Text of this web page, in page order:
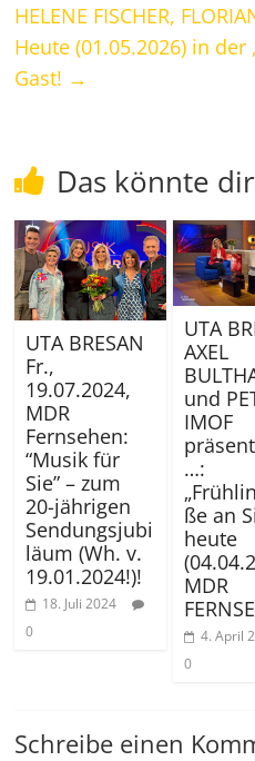
HELENE FISCHER,
Heute (01.05.2026) in der
Gast! →
Das könnte
UTA BRESAN
Fr.,
19.07.2024,
MDR
Fernsehen:
“Musik für
Sie” – zum
20-jährigen
Sendungsjubi
läum (Wh. v.
19.01.2024!)!
18. Juli 2024
0
UTA
AXEL
und
IMOF
…:
ße an
heute
MDR
4. April
0
Schreibe einen